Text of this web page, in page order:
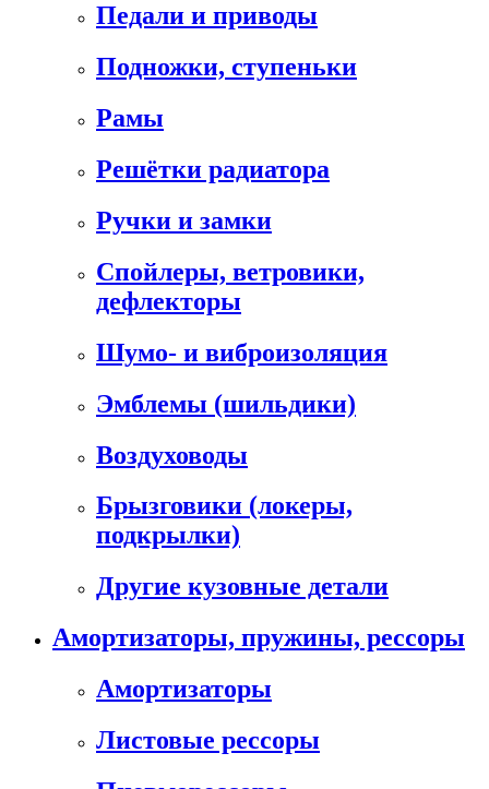
Педали и приводы
Подножки, ступеньки
Рамы
Решётки радиатора
Ручки и замки
Спойлеры, ветровики,
дефлекторы
Шумо- и виброизоляция
Эмблемы (шильдики)
Воздуховоды
Брызговики (локеры,
подкрылки)
Другие кузовные детали
Амортизаторы, пружины, рессоры
Амортизаторы
Листовые рессоры